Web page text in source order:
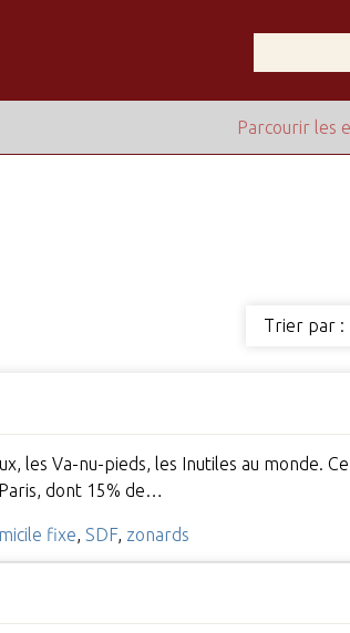
Parcourir les
Trier par :
les Va-nu-pieds, les Inutiles au monde.
dont 15% de…
fixe SDF, zonards